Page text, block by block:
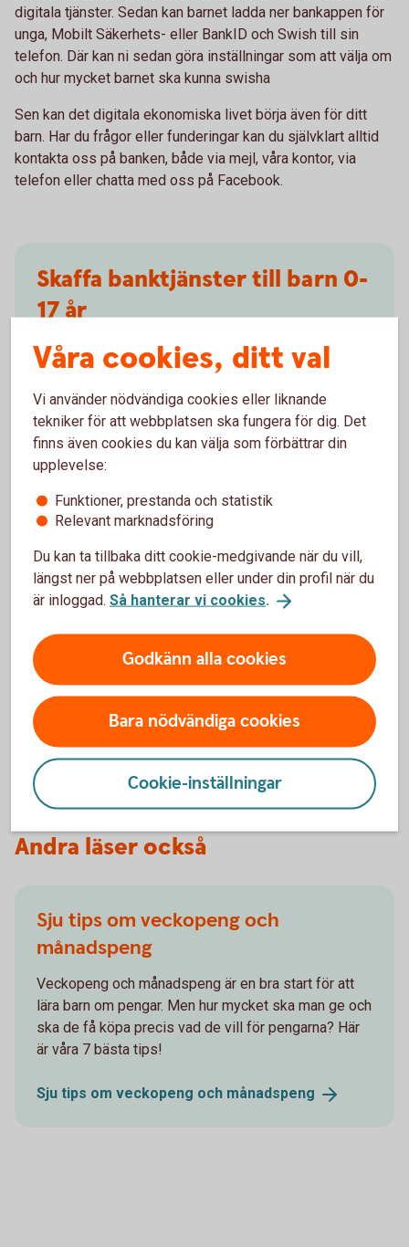
digitala tjänster. Sedan kan barnet ladda ner bankappen för
unga, Mobilt Säkerhets- eller BankID och Swish till sin
telefon. Där kan ni sedan göra inställningar som att välja om
och hur mycket barnet ska kunna swisha
Sen kan det digitala ekonomiska livet börja även för ditt
barn. Har du frågor eller funderingar kan du självklart alltid
kontakta oss på banken, både via mejl, våra kontor, via
telefon eller chatta med oss på Facebook.
Skaffa banktjänster till barn 0-
17 år
Detta och mycket mer ingår helt kostnadsfritt:
Ungdomskonto
Bankkort MasterCard ung
Swish
Skaffa tjänster till barn och
Bankkort MastercardUng
Swish till barn
Med Swish kan ditt barn snabbt och säkert skicka
och ta emot pengar med mobilen.
Skaffa Swish tillbarn
Andra läser också
Sju tips om veckopeng och
månadspeng
Veckopeng och månadspeng är en bra start för att
lära barn om pengar. Men hur mycket ska man ge och
ska de få köpa precis vad de vill för pengarna? Här
är våra 7 bästa tips!
Sju tips om veckopeng och månadspeng
Våra cookies, ditt val
Vi använder nödvändiga cookies eller liknande
tekniker för att webbplatsen ska fungera för dig. Det
finns även cookies du kan välja som förbättrar din
upplevelse:
Funktioner, prestanda och statistik
Relevant marknadsföring
Du kan ta tillbaka ditt cookie-medgivande när du vill,
längst ner på webbplatsen eller under din profil när du
är inloggad. Så hanterar vi cookies.
Godkänn alla cookies
Bara nödvändiga cookies
Cookie-inställningar